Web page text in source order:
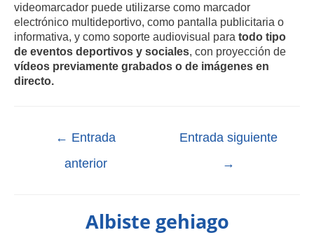
videomarcador puede utilizarse como marcador
electrónico multideportivo, como pantalla publicitaria o
informativa, y como soporte audiovisual para todo tipo
de eventos deportivos y sociales, con proyección de
vídeos previamente grabados o de imágenes en
directo.
← Entrada
anterior
Entrada siguiente
→
Albiste gehiago